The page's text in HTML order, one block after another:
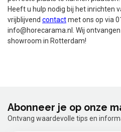
perfecte plaats te kunnen plaatsen.
Heeft u hulp nodig bij het inrichten
vrijblijvend contact met ons op via
info@horecarama.nl . Wij
Abonneer je op onze
Ontvang waardevolle tips en